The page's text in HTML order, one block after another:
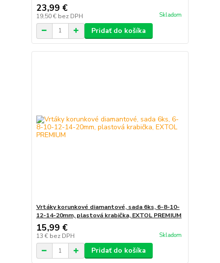
23,99 €
19,50 € bez DPH Skladom
Pridať do košíka
Vrtáky korunkové diamantové, sada 6ks, 6-8-10-
12-14-20mm, plastová krabička, EXTOL PREMIUM
15,99 €
13 € bez DPH Skladom
Pridať do košíka